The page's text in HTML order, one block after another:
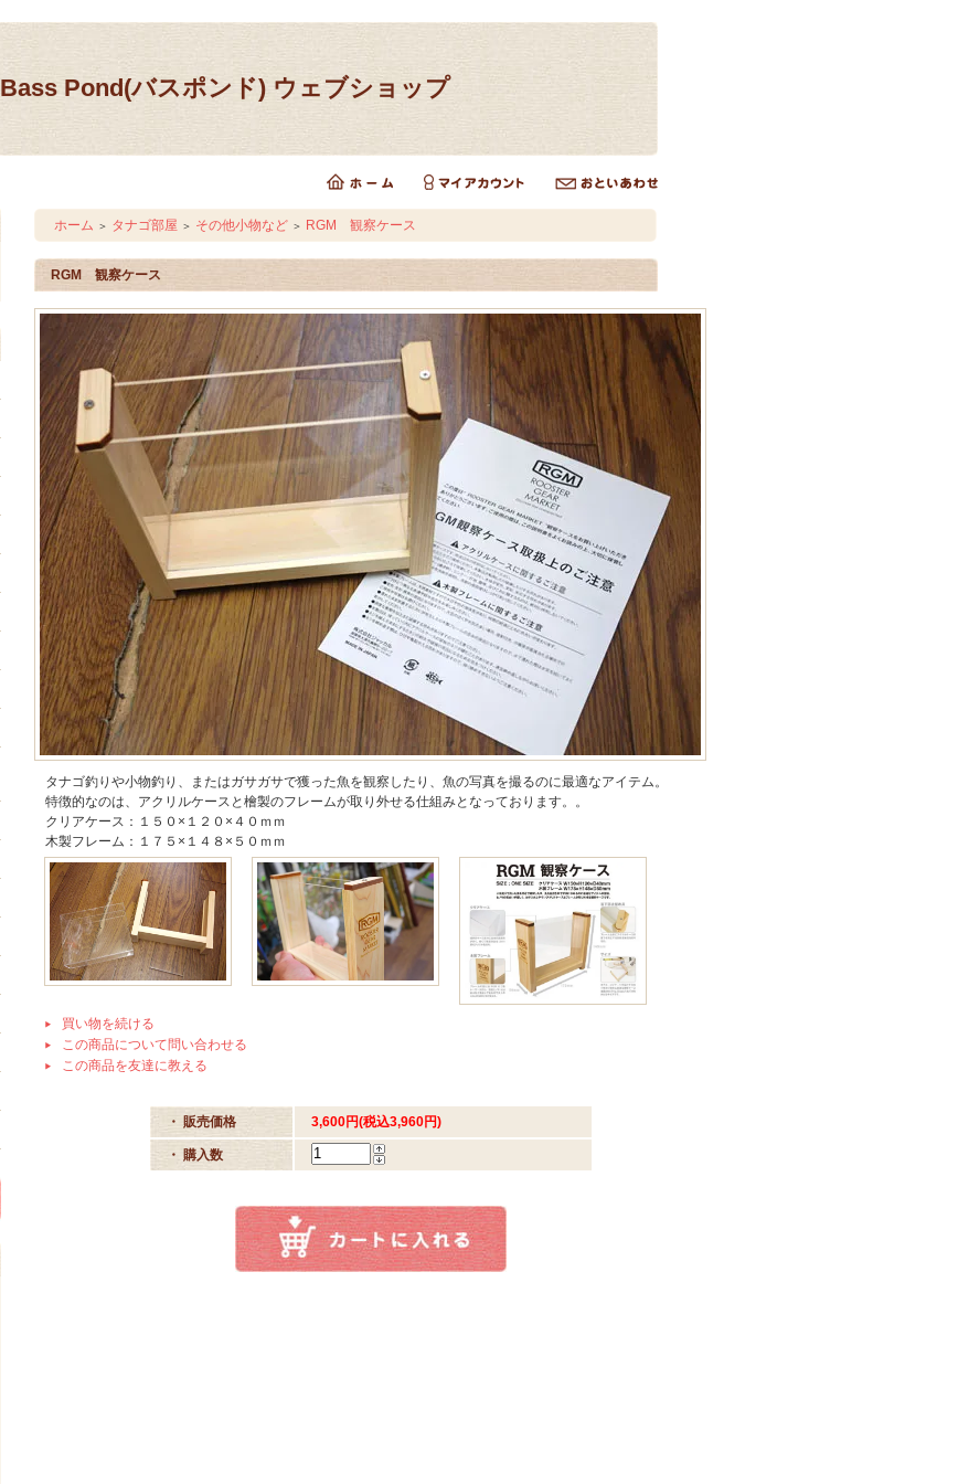
Bass Pond(バスポンド) ウェブショップ
ホーム ＞ タナゴ部屋 ＞ その他小物など ＞ RGM 観察ケース
RGM 観察ケース
タナゴ釣りや小物釣り、またはガサガサで獲った魚を観察したり、魚の写真を撮るのに最適なアイテム。
特徴的なのは、アクリルケースと檜製のフレームが取り外せる仕組みとなっております。。
クリアケース：１５０×１２０×４０ｍｍ
木製フレーム：１７５×１４８×５０ｍｍ
買い物を続ける
この商品について問い合わせる
この商品を友達に教える
・ 販売価格 3,600円(税込3,960円)
・ 購入数